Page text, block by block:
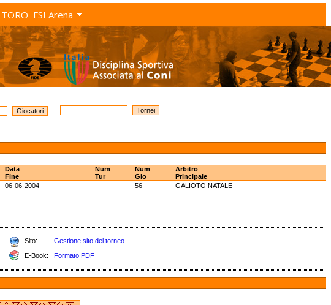
TORO FSI Arena
Data
Fine
Num
Tur
Num
Gio
Arbitro
Principale
06-06-2004 56
GALIOTO NATALE
Sito:
Gestione sito del torneo
E-Book: Formato PDF